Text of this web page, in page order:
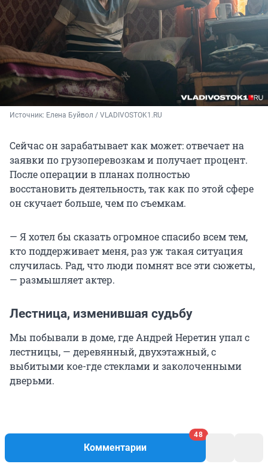
Комментарии
48
Источник: Елена Буйвол / VLADIVOSTOK1.RU
Сейчас он зарабатывает как может: отвечает на
заявки по грузоперевозкам и получает процент.
После операции в планах полностью
восстановить деятельность, так как по этой сфере
он скучает больше, чем по съемкам.
— Я хотел бы сказать огромное спасибо всем тем,
кто поддерживает меня, раз уж такая ситуация
случилась. Рад, что люди помнят все эти сюжеты,
— размышляет актер.
Лестница, изменившая судьбу
Мы побывали в доме, где Андрей Неретин упал с
лестницы, — деревянный, двухэтажный, с
выбитыми кое-где стеклами и заколоченными
дверьми.